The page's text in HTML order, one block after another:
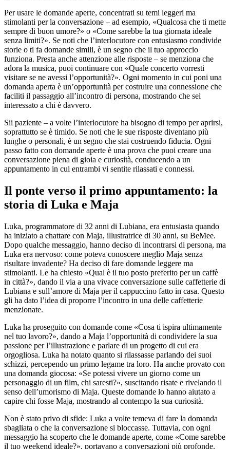
Per usare le domande aperte, concentrati su temi leggeri ma
stimolanti per la conversazione – ad esempio, «Qualcosa che ti mette
sempre di buon umore?» o «Come sarebbe la tua giornata ideale
senza limiti?». Se noti che l’interlocutore con entusiasmo condivide
storie o ti fa domande simili, è un segno che il tuo approccio
funziona. Presta anche attenzione alle risposte – se menziona che
adora la musica, puoi continuare con «Quale concerto vorresti
visitare se ne avessi l’opportunità?». Ogni momento in cui poni una
domanda aperta è un’opportunità per costruire una connessione che
faciliti il passaggio all’incontro di persona, mostrando che sei
interessato a chi è davvero.
Sii paziente – a volte l’interlocutore ha bisogno di tempo per aprirsi,
soprattutto se è timido. Se noti che le sue risposte diventano più
lunghe o personali, è un segno che stai costruendo fiducia. Ogni
passo fatto con domande aperte è una prova che puoi creare una
conversazione piena di gioia e curiosità, conducendo a un
appuntamento in cui entrambi vi sentite rilassati e connessi.
Il ponte verso il primo appuntamento: la
storia di Luka e Maja
Luka, programmatore di 32 anni di Lubiana, era entusiasta quando
ha iniziato a chattare con Maja, illustratrice di 30 anni, su BeMee.
Dopo qualche messaggio, hanno deciso di incontrarsi di persona, ma
Luka era nervoso: come poteva conoscere meglio Maja senza
risultare invadente? Ha deciso di fare domande leggere ma
stimolanti. Le ha chiesto «Qual è il tuo posto preferito per un caffè
in città?», dando il via a una vivace conversazione sulle caffetterie di
Lubiana e sull’amore di Maja per il cappuccino fatto in casa. Questo
gli ha dato l’idea di proporre l’incontro in una delle caffetterie
menzionate.
Luka ha proseguito con domande come «Cosa ti ispira ultimamente
nel tuo lavoro?», dando a Maja l’opportunità di condividere la sua
passione per l’illustrazione e parlare di un progetto di cui era
orgogliosa. Luka ha notato quanto si rilassasse parlando dei suoi
schizzi, percependo un primo legame tra loro. Ha anche provato con
una domanda giocosa: «Se potessi vivere un giorno come un
personaggio di un film, chi saresti?», suscitando risate e rivelando il
senso dell’umorismo di Maja. Queste domande lo hanno aiutato a
capire chi fosse Maja, mostrando al contempo la sua curiosità.
Non è stato privo di sfide: Luka a volte temeva di fare la domanda
sbagliata o che la conversazione si bloccasse. Tuttavia, con ogni
messaggio ha scoperto che le domande aperte, come «Come sarebbe
il tuo weekend ideale?», portavano a conversazioni più profonde.